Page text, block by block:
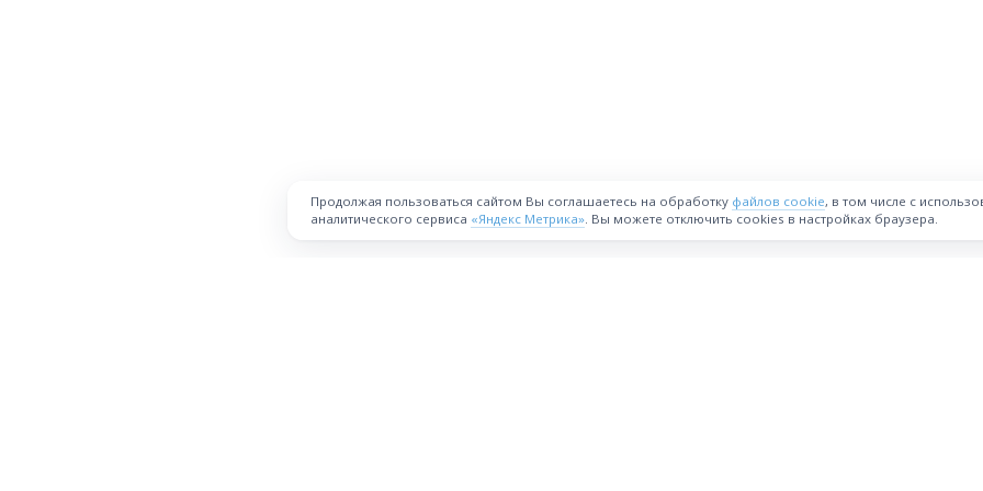
Продолжая пользоваться сайтом Вы соглашаетесь на обработку файлов cookie, в том числе с
аналитического сервиса «Яндекс Метрика». Вы можете отключить cookies в настройках браузера.